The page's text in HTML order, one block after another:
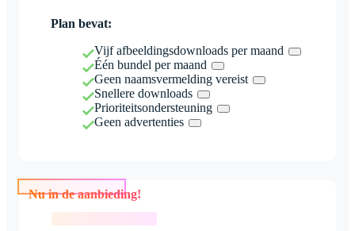
Plan bevat:
Vijf afbeeldingsdownloads per maand
Één bundel per maand
Geen naamsvermelding vereist
Snellere downloads
Prioriteitsondersteuning
Geen advertenties
Nu in de aanbieding!